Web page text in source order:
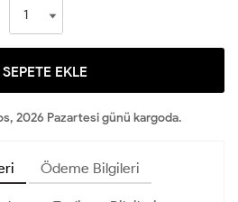
EKLE
2026 Pazartesi günü kargoda.
Ödeme Bilgileri